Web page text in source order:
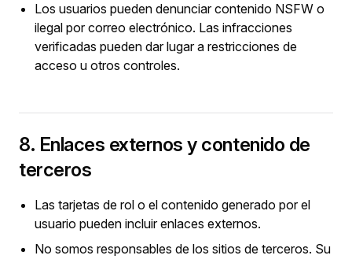
Los usuarios pueden denunciar contenido NSFW o
ilegal por correo electrónico. Las infracciones
verificadas pueden dar lugar a restricciones de
acceso u otros controles.
8. Enlaces externos y contenido de
terceros
Las tarjetas de rol o el contenido generado por el
usuario pueden incluir enlaces externos.
No somos responsables de los sitios de terceros. Su